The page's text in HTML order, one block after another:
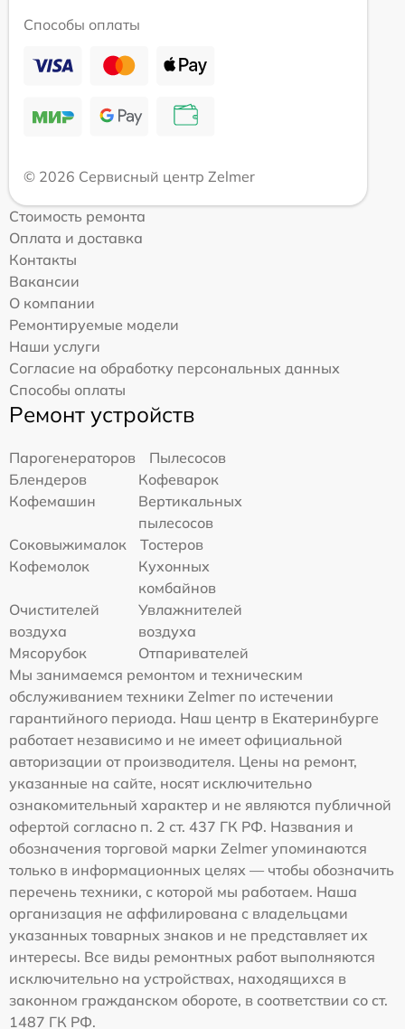
Способы оплаты
© 2026 Сервисный центр Zelmer
Стоимость ремонта
Оплата и доставка
Контакты
Вакансии
О компании
Ремонтируемые модели
Наши услуги
Согласие на обработку персональных данных
Способы оплаты
Ремонт устройств
Парогенераторов
Пылесосов
Блендеров
Кофеварок
Кофемашин
Вертикальных
пылесосов
Соковыжималок
Тостеров
Кофемолок
Кухонных
комбайнов
Очистителей
воздуха
Увлажнителей
воздуха
Мясорубок
Отпаривателей
Мы занимаемся ремонтом и техническим
обслуживанием техники Zelmer по истечении
гарантийного периода. Наш центр в Екатеринбурге
работает независимо и не имеет официальной
авторизации от производителя. Цены на ремонт,
указанные на сайте, носят исключительно
ознакомительный характер и не являются публичной
офертой согласно п. 2 ст. 437 ГК РФ. Названия и
обозначения торговой марки Zelmer упоминаются
только в информационных целях — чтобы обозначить
перечень техники, с которой мы работаем. Наша
организация не аффилирована с владельцами
указанных товарных знаков и не представляет их
интересы. Все виды ремонтных работ выполняются
исключительно на устройствах, находящихся в
законном гражданском обороте, в соответствии со ст.
1487 ГК РФ.